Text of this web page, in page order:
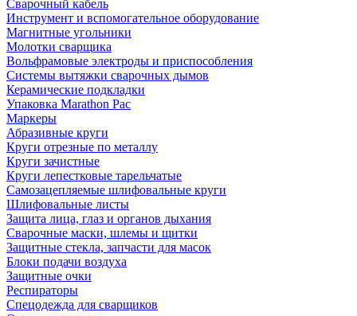
Сварочный кабель
Инструмент и вспомогательное оборудование
Магнитные угольники
Молотки сварщика
Вольфрамовые электроды и приспособления
Системы вытяжки сварочных дымов
Керамические подкладки
Упаковка Marathon Pac
Маркеры
Абразивные круги
Круги отрезные по металлу
Круги зачистные
Круги лепестковые тарельчатые
Самозацепляемые шлифовальные круги
Шлифовальные листы
Защита лица, глаз и органов дыхания
Сварочные маски, шлемы и щитки
Защитные стекла, запчасти для масок
Блоки подачи воздуха
Защитные очки
Респираторы
Спецодежда для сварщиков